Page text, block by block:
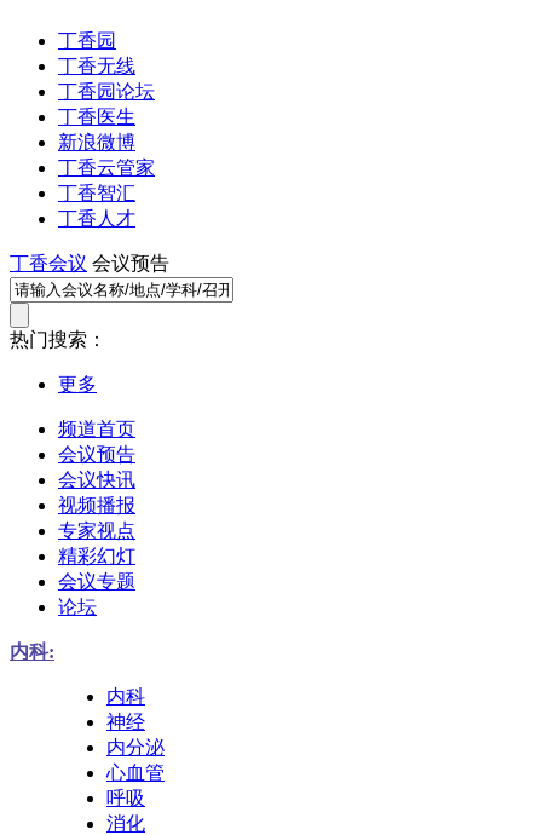
丁香园
丁香无线
丁香园论坛
丁香医生
新浪微博
丁香云管家
丁香智汇
丁香人才
丁香会议 会议预告
热门搜索：
更多
频道首页
会议预告
会议快讯
视频播报
专家视点
精彩幻灯
会议专题
论坛
内科:
内科
神经
内分泌
心血管
呼吸
消化